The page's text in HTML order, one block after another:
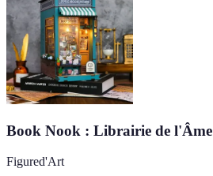
Book Nook : Librairie de l'Âme
Figured'Art